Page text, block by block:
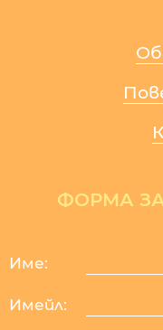
ФОРМА
Име:
Имейл: